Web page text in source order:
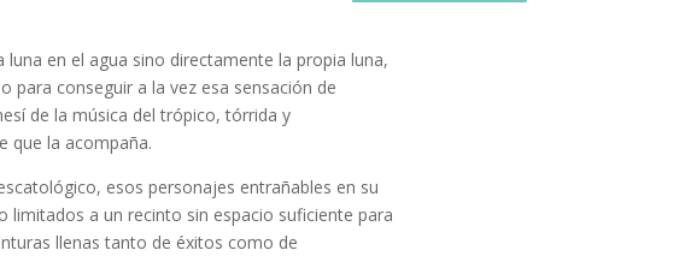
en el agua sino directamente la propia luna,
para conseguir a la vez esa sensación de
de la música del trópico, tórrida y
que la acompaña.
esos personajes entrañables en su
limitados a un recinto sin espacio suficiente para
llenas tanto de éxitos como de